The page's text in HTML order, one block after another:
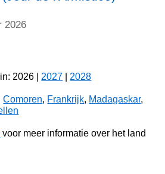
2026
2026 | 2027 | 2028
Comoren, Frankrijk, Madagaskar,
voor meer informatie over het land